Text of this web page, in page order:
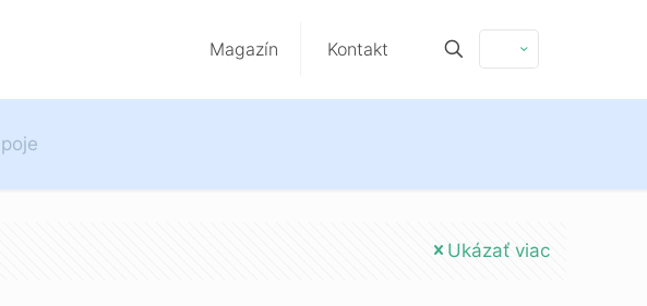
Magazín Kontakt
Ukázať viac